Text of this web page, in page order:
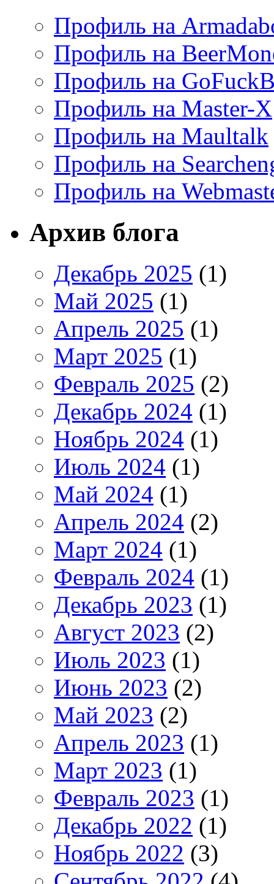
Профиль на
Профиль на
Профиль на
Профиль на Master-X
Профиль на Maultalk
Профиль на
Профиль на
Архив блога
Декабрь 2025 (1)
Май 2025 (1)
Апрель 2025 (1)
Март 2025 (1)
Февраль 2025 (2)
Декабрь 2024 (1)
Ноябрь 2024 (1)
Июль 2024 (1)
Май 2024 (1)
Апрель 2024 (2)
Март 2024 (1)
Февраль 2024 (1)
Декабрь 2023 (1)
Август 2023 (2)
Июль 2023 (1)
Июнь 2023 (2)
Май 2023 (2)
Апрель 2023 (1)
Март 2023 (1)
Февраль 2023 (1)
Декабрь 2022 (1)
Ноябрь 2022 (3)